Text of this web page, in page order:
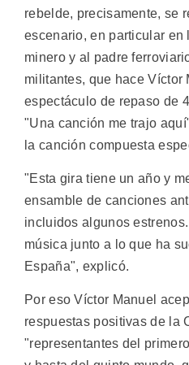
rebelde, precisamente, se
escenario, en particular en
minero y al padre
militantes, que hace Víctor
espectáculo de repaso de
"Una canción me trajo
la canción compuesta
"Esta gira tiene un año y
ensamble de canciones
incluidos algunos
música junto a lo que ha
España", explicó.
Por eso Víctor Manuel
respuestas positivas de la
"representantes del